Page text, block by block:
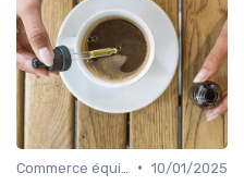
• 10/01/2025